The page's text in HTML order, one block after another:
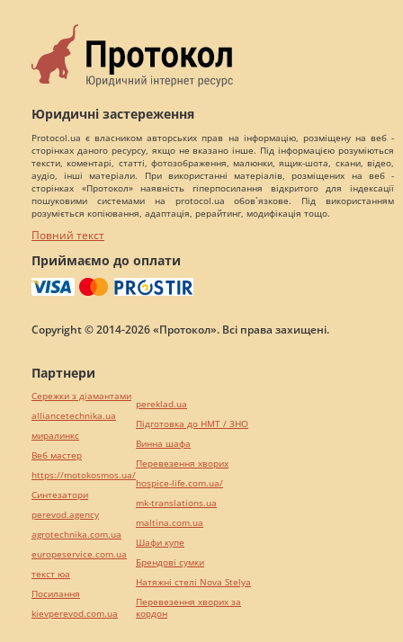
Юридичні застереження
Protocol.ua є власником авторських прав на інформацію, розміщену на веб -
сторінках даного ресурсу, якщо не вказано інше. Під інформацією розуміються
тексти, коментарі, статті, фотозображення, малюнки, ящик-шота, скани, відео,
аудіо, інші матеріали. При використанні матеріалів, розміщених на веб -
сторінках «Протокол» наявність гіперпосилання відкритого для індексації
пошуковими системами на protocol.ua обов`язкове. Під використанням
розуміється копіювання, адаптація, рерайтинг, модифікація тощо.
Повний текст
Приймаємо до оплати
Copyright © 2014-2026 «Протокол». Всі права захищені.
Партнери
Сережки з діамантами
alliancetechnika.ua
миралинкс
Веб мастер
https://motokosmos.ua/
Синтезатори
perevod.agency
agrotechnika.com.ua
europeservice.com.ua
текст юа
Посилання
kievperevod.com.ua
pereklad.ua
Підготовка до НМТ / ЗНО
Винна шафа
Перевезення хворих
hospice-life.com.ua/
mk-translations.ua
maltina.com.ua
Шафи купе
Брендові сумки
Натяжні стелі Nova Stelya
Перевезення хворих за
кордон